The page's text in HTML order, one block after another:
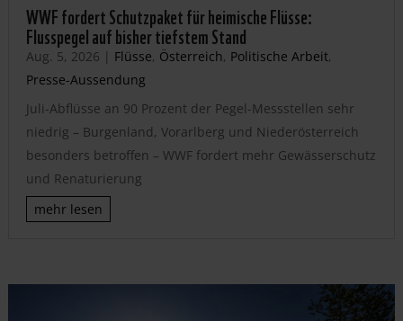
WWF fordert Schutzpaket für heimische Flüsse:
Flusspegel auf bisher tiefstem Stand
Aug. 5, 2026 | Flüsse, Österreich, Politische Arbeit,
Presse-Aussendung
Juli-Abflüsse an 90 Prozent der Pegel-Messstellen sehr
niedrig – Burgenland, Vorarlberg und Niederösterreich
besonders betroffen – WWF fordert mehr Gewässerschutz
und Renaturierung
mehr lesen